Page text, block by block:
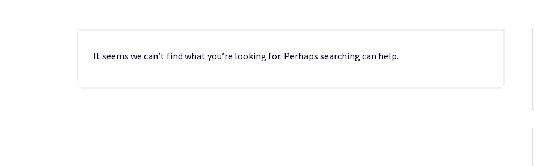
It seems we can’t find what you’re looking for. Perhaps searching can help.